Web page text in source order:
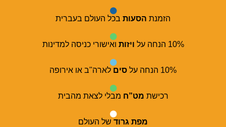
הזמנת הסעות בכל העולם בעברית
10% הנחה על ויזות ואישורי כניסה למדינות
10% הנחה על סים לארה"ב או אירופה
רכישת מט”ח מבלי לצאת מהבית
מפת גרוד של העולם